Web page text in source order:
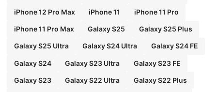
iPhone 12 Pro Max iPhone 11 iPhone 11 Pro
iPhone 11 Pro Max Galaxy S25 Galaxy S25 Plus
Galaxy S25 Ultra Galaxy S24 Ultra Galaxy S24 FE
Galaxy S24 Galaxy S23 Ultra Galaxy S23 FE
Galaxy S23 Galaxy S22 Ultra Galaxy S22 Plus